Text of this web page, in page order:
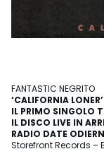
FANTASTIC NEGRITO
‘CALIFORNIA LONER’
IL PRIMO SINGOLO
IL DISCO LIVE IN
RADIO DATE
Storefront Records –